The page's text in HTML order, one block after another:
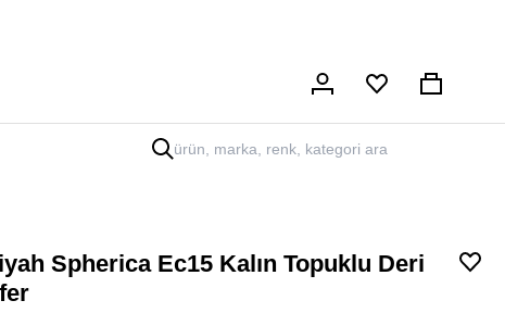
Hesabım Sepet
Spherica Ec15 Kalın Topuklu Deri